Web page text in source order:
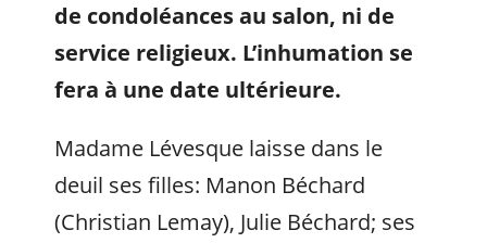
de condoléances au salon, ni de
service religieux. L’inhumation se
fera à une date ultérieure.
Madame Lévesque laisse dans le
deuil ses filles: Manon Béchard
(Christian Lemay), Julie Béchard; ses